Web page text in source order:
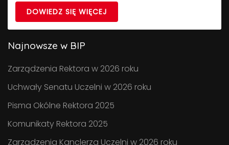
DOWIEDZ SIĘ WIĘCEJ
Najnowsze w BIP
Zarządzenia Rektora w 2026 roku
Uchwały Senatu Uczelni w 2026 roku
Pisma Okólne Rektora 2025
Komunikaty Rektora 2025
Zarządzenia Kanclerza Uczelni w 2026 roku